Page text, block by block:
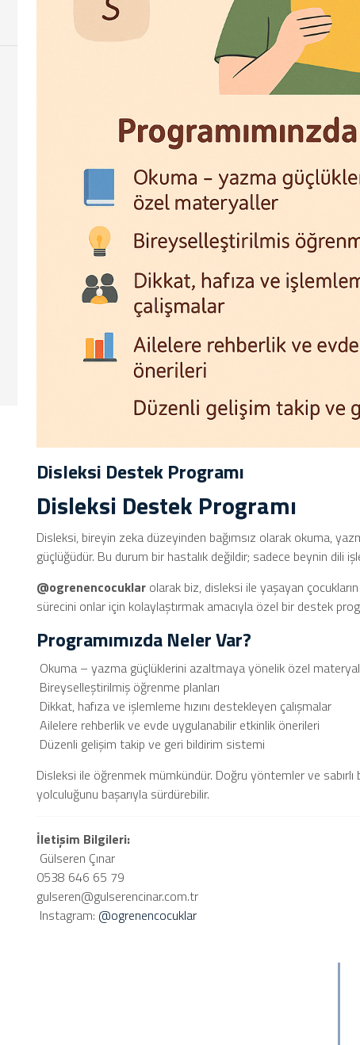
Disleksi Destek Programı
Disleksi Destek Programı
Disleksi, bireyin zeka düzeyinden bağımsız olarak okuma,
güçlüğüdür. Bu durum bir hastalık değildir; sadece beynin dili
@ogrenencocuklar olarak biz, disleksi ile yaşayan
sürecini onlar için kolaylaştırmak amacıyla özel bir destek
Programımızda Neler Var?
Okuma – yazma güçlüklerini azaltmaya yönelik özel
Bireyselleştirilmiş öğrenme planları
Dikkat, hafıza ve işlemleme hızını destekleyen çalışmalar
Ailelere rehberlik ve evde uygulanabilir etkinlik önerileri
Düzenli gelişim takip ve geri bildirim sistemi
Disleksi ile öğrenmek mümkündür. Doğru yöntemler ve
yolculuğunu başarıyla sürdürebilir.
İletişim Bilgileri:
Gülseren Çınar
0538 646 65 79
gulseren@gulserencinar.com.tr
Instagram: @ogrenencocuklar